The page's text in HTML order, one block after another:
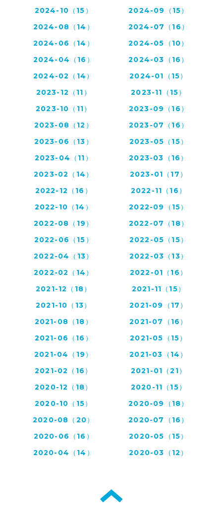
2024-10（15）
2024-09（15）
2024-08（14）
2024-07（16）
2024-06（14）
2024-05（10）
2024-04（16）
2024-03（16）
2024-02（14）
2024-01（15）
2023-12（11）
2023-11（15）
2023-10（11）
2023-09（16）
2023-08（12）
2023-07（16）
2023-06（13）
2023-05（15）
2023-04（11）
2023-03（16）
2023-02（14）
2023-01（17）
2022-12（16）
2022-11（16）
2022-10（14）
2022-09（15）
2022-08（19）
2022-07（18）
2022-06（15）
2022-05（15）
2022-04（13）
2022-03（13）
2022-02（14）
2022-01（16）
2021-12（18）
2021-11（15）
2021-10（13）
2021-09（17）
2021-08（18）
2021-07（16）
2021-06（16）
2021-05（15）
2021-04（19）
2021-03（14）
2021-02（16）
2021-01（21）
2020-12（18）
2020-11（15）
2020-10（15）
2020-09（18）
2020-08（20）
2020-07（16）
2020-06（16）
2020-05（15）
2020-04（14）
2020-03（12）